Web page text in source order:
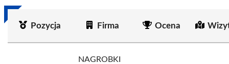
Pozycja Firma Ocena
NAGROBKI